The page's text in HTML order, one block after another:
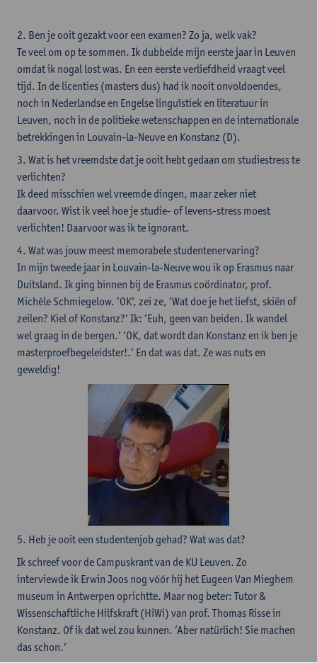
2. Ben je ooit gezakt voor een examen? Zo ja, welk vak?
Te veel om op te sommen. Ik dubbelde mijn eerste jaar in Leuven
omdat ik nogal lost was. En een eerste verliefdheid vraagt veel
tijd. In de licenties (masters dus) had ik nooit onvoldoendes,
noch in Nederlandse en Engelse linguïstiek en literatuur in
Leuven, noch in de politieke wetenschappen en de internationale
betrekkingen in Louvain-la-Neuve en Konstanz (D).
3. Wat is het vreemdste dat je ooit hebt gedaan om studiestress te
verlichten?
Ik deed misschien wel vreemde dingen, maar zeker niet
daarvoor. Wist ik veel hoe je studie- of levens-stress moest
verlichten! Daarvoor was ik te ignorant.
4. Wat was jouw meest memorabele studentenervaring?
In mijn tweede jaar in Louvain-la-Neuve wou ik op Erasmus naar
Duitsland. Ik ging binnen bij de Erasmus coördinator, prof.
Michèle Schmiegelow. ‘OK’, zei ze, ‘Wat doe je het liefst, skiën of
zeilen? Kiel of Konstanz?’ Ik: ‘Euh, geen van beiden. Ik wandel
wel graag in de bergen.’ ‘OK, dat wordt dan Konstanz en ik ben je
masterproefbegeleidster!.’ En dat was dat. Ze was nuts en
geweldig!
​5. Heb je ooit een studentenjob gehad? Wat was dat?
Ik schreef voor de Campuskrant van de KU Leuven. Zo
interviewde ik Erwin Joos nog vóór hij het Eugeen Van Mieghem
museum in Antwerpen oprichtte. Maar nog beter: Tutor &
Wissenschaftliche Hilfskraft (HiWi) van prof. Thomas Risse in
Konstanz. Of ik dat wel zou kunnen. ‘Aber natürlich! Sie machen
das schon.’